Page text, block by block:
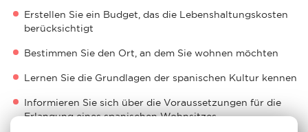
Erstellen Sie ein Budget, das die Lebenshaltungskosten
berücksichtigt
Bestimmen Sie den Ort, an dem Sie wohnen möchten
Lernen Sie die Grundlagen der spanischen Kultur kennen
Informieren Sie sich über die Voraussetzungen für die
Erlangung eines spanischen Wohnsitzes